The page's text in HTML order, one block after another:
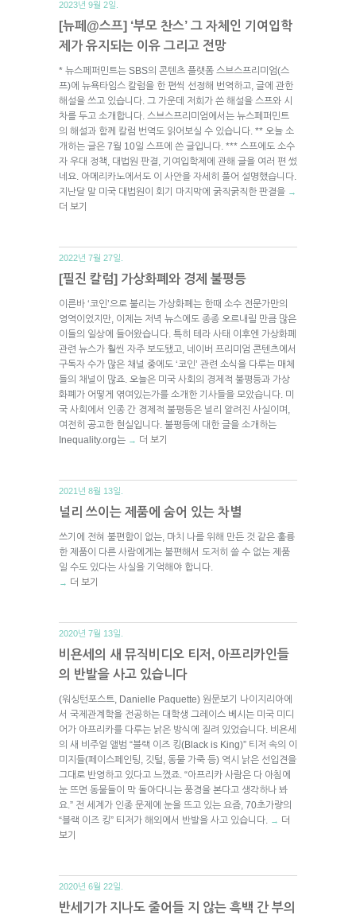
2023년 9월 2일.
[뉴페@스프] ‘부모 찬스’ 그 자체인 기여입학
제가 유지되는 이유 그리고 전망
* 뉴스페퍼민트는 SBS의 콘텐츠 플랫폼 스브스프리미엄(스
프)에 뉴욕타임스 칼럼을 한 편씩 선정해 번역하고, 글에 관한
해설을 쓰고 있습니다. 그 가운데 저희가 쓴 해설을 스프와 시
차를 두고 소개합니다. 스브스프리미엄에서는 뉴스페퍼민트
의 해설과 함께 칼럼 번역도 읽어보실 수 있습니다. ** 오늘 소
개하는 글은 7월 10일 스프에 쓴 글입니다. *** 스프에도 소수
자 우대 정책, 대법원 판결, 기여입학제에 관해 글을 여러 편 썼
네요. 아메리카노에서도 이 사안을 자세히 풀어 설명했습니다.
지난달 말 미국 대법원이 회기 마지막에 굵직굵직한 판결을 →
더 보기
2022년 7월 27일.
[필진 칼럼] 가상화폐와 경제 불평등
이른바 ‘코인’으로 불리는 가상화폐는 한때 소수 전문가만의
영역이었지만, 이제는 저녁 뉴스에도 종종 오르내릴 만큼 많은
이들의 일상에 들어왔습니다. 특히 테라 사태 이후엔 가상화폐
관련 뉴스가 훨씬 자주 보도됐고, 네이버 프리미엄 콘텐츠에서
구독자 수가 많은 채널 중에도 ‘코인’ 관련 소식을 다루는 매체
들의 채널이 많죠. 오늘은 미국 사회의 경제적 불평등과 가상
화폐가 어떻게 엮여있는가를 소개한 기사들을 모았습니다. 미
국 사회에서 인종 간 경제적 불평등은 널리 알려진 사실이며,
여전히 공고한 현실입니다. 불평등에 대한 글을 소개하는
Inequality.org는 → 더 보기
2021년 8월 13일.
널리 쓰이는 제품에 숨어 있는 차별
쓰기에 전혀 불편함이 없는, 마치 나를 위해 만든 것 같은 훌륭
한 제품이 다른 사람에게는 불편해서 도저히 쓸 수 없는 제품
일 수도 있다는 사실을 기억해야 합니다.
→ 더 보기
2020년 7월 13일.
비욘세의 새 뮤직비디오 티저, 아프리카인들
의 반발을 사고 있습니다
(워싱턴포스트, Danielle Paquette) 원문보기 나이지리아에
서 국제관계학을 전공하는 대학생 그레이스 베시는 미국 미디
어가 아프리카를 다루는 낡은 방식에 질려 있었습니다. 비욘세
의 새 비주얼 앨범 “블랙 이즈 킹(Black is King)” 티저 속의 이
미지들(페이스페인팅, 깃털, 동물 가죽 등) 역시 낡은 선입견을
그대로 반영하고 있다고 느꼈죠. “아프리카 사람은 다 아침에
눈 뜨면 동물들이 막 돌아다니는 풍경을 본다고 생각하나 봐
요.” 전 세계가 인종 문제에 눈을 뜨고 있는 요즘, 70초가량의
“블랙 이즈 킹” 티저가 해외에서 반발을 사고 있습니다.
→ 더
보기
2020년 6월 22일.
반세기가 지나도 줄어들 지 않는 흑백 간 부의